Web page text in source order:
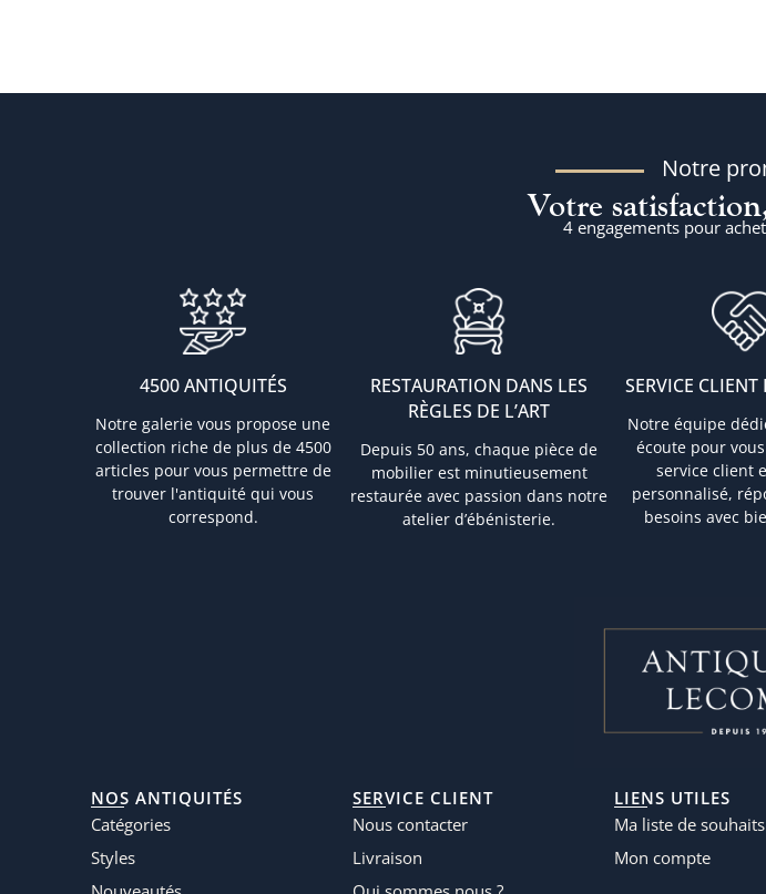
Notre
Votre
4 engagements pour
4500 ANTIQUITÉS
Notre galerie vous propose une
collection riche de plus de 4500
articles pour vous permettre de
trouver l'antiquité qui vous
correspond.
RESTAURATION DANS LES
RÈGLES DE L’ART
Depuis 50 ans, chaque pièce de
mobilier est minutieusement
restaurée avec passion dans notre
atelier d’ébénisterie.
SERVICE
Notre équipe
écoute pour
service client
personnalisé,
besoins avec
NOS ANTIQUITÉS
Catégories
Styles
SERVICE CLIENT
Nous contacter
Livraison
LIENS UTILES
Ma liste de souhaits
Mon compte